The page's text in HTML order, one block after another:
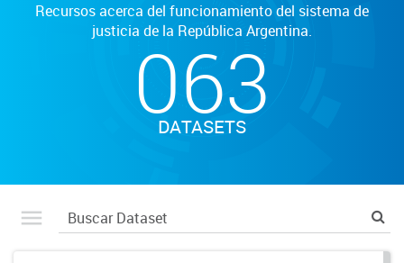
Recursos acerca del funcionamiento del sistema de
justicia de la República Argentina.
063
DATASETS